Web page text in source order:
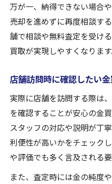
万が一、納得できない場合
売却を進めずに再度相談す
舗で相談や無料査定を受け
買取が実現しやすくなります
店舗訪問時に確認したい
実際に店舗を訪問する際は
を確認することが安心の金
スタッフの対応や説明が丁
利便性が高いかをチェック
や評価でも多く言及される要
また、査定時には金の純度